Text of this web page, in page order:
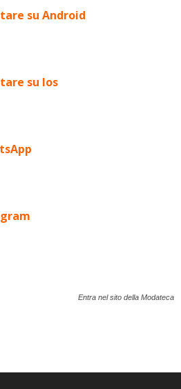
su Android
su Ios
Entra nel sito della Modateca